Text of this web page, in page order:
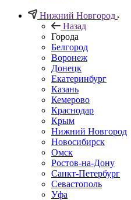
Нижний Новгород
Назад
Города
Белгород
Воронеж
Донецк
Екатеринбург
Казань
Кемерово
Краснодар
Крым
Нижний Новгород
Новосибирск
Омск
Ростов-на-Дону
Санкт-Петербург
Севастополь
Уфа